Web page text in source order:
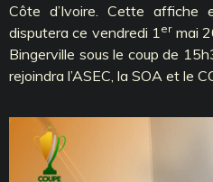
Côte d’Ivoire. Cette
disputera ce vendredi 1 ermai
Bingerville sous le coup de
rejoindra l’ASEC, la SOA et le